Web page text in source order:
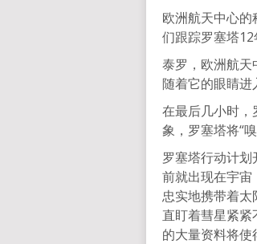
欧洲航天中心
们跟踪罗塞塔12
泰罗，欧洲航天
随着它的眼睛进
在最后几小时
象，罗塞塔将“
罗塞塔行动计
前就出现在宇
忠实地携带着
直盯着彗星紧
的大量资料将使